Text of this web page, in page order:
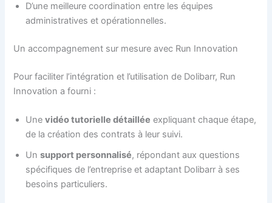
D’une meilleure coordination entre les équipes
administratives et opérationnelles.
Un accompagnement sur mesure avec Run Innovation
Pour faciliter l’intégration et l’utilisation de Dolibarr, Run
Innovation a fourni :
Unevidéo tutorielle détaillée expliquant chaque étape,
de la création des contrats à leur suivi.
Unsupport personnalisé, répondant aux questions
spécifiques de l’entreprise et adaptant Dolibarr à ses
besoins particuliers.